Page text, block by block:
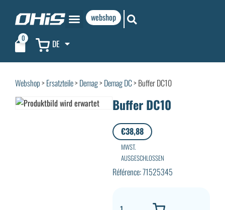
webshop
0 DE
Webshop> Ersatzteile> Demag> Demag DC> Buffer DC10
Buffer DC10
€38,88
MWST.
AUSGESCHLOSSEN
Référence: 71525345